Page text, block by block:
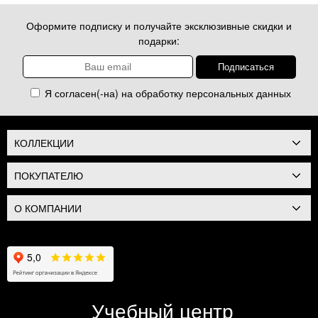
Оформите подписку и получайте эксклюзивные скидки и
подарки:
Я согласен(-на) на обработку персональных данных
КОЛЛЕКЦИИ
ПОКУПАТЕЛЮ
О КОМПАНИИ
Учебный центр